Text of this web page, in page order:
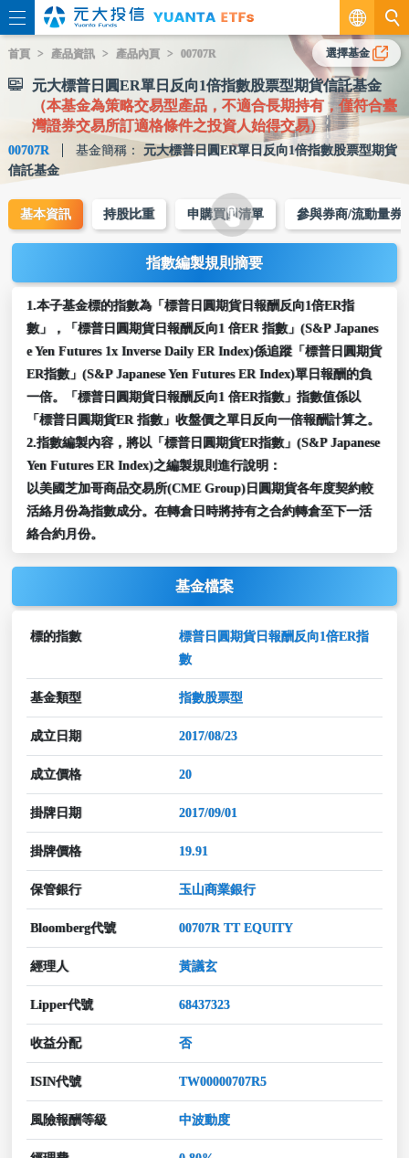
繁
EN
首頁 產品資訊 產品內頁 00707R
元大標普日圓ER單日反向1倍指數股票型期貨信託基金
（本基金為策略交易型產品，不適合長期持有，僅符合臺
灣證券交易所訂適格條件之投資人始得交易）
00707R 基金簡稱： 元大標普日圓ER單日反向1倍指數股票型期貨
信託基金
選擇基金
基本資訊 持股比重 申購買回清單 參與券商/流動量券
基金檔案
標的指數
標普日圓期貨日報酬反向1倍ER指
數
基金類型 指數股票型
成立日期 2017/08/23
成立價格 20
掛牌日期 2017/09/01
掛牌價格 19.91
保管銀行 玉山商業銀行
Bloomberg代號 00707R TT EQUITY
經理人 黃議玄
Lipper代號 68437323
收益分配 否
ISIN代號 TW00000707R5
風險報酬等級 中波動度
指數編製規則摘要
1.本子基金標的指數為「標普日圓期貨日報酬反向1倍ER指
數」，「標普日圓期貨日報酬反向1 倍ER 指數」(S&P Japanes
e Yen Futures 1x Inverse Daily ER Index)係追蹤「標普日圓期貨
ER指數」(S&P Japanese Yen Futures ER Index)單日報酬的負
一倍。「標普日圓期貨日報酬反向1 倍ER指數」指數值係以
「標普日圓期貨ER 指數」收盤價之單日反向一倍報酬計算之。
2.指數編製內容，將以「標普日圓期貨ER指數」(S&P Japanese
Yen Futures ER Index)之編製規則進行說明：
以美國芝加哥商品交易所(CME Group)日圓期貨各年度契約較
活絡月份為指數成分。在轉倉日時將持有之合約轉倉至下一活
絡合約月份。